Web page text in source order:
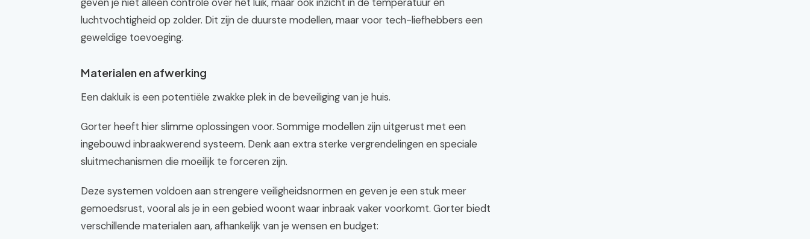
luchtvochtigheid op zolder. Dit zijn de duurste modellen, maar voor tech-liefhebbers een
geweldige toevoeging.
Materialen en afwerking
Een dakluik is een potentiële zwakke plek in de beveiliging van je huis.
Gorter heeft hier slimme oplossingen voor. Sommige modellen zijn uitgerust met een
ingebouwd inbraakwerend systeem. Denk aan extra sterke vergrendelingen en speciale
sluitmechanismen die moeilijk te forceren zijn.
Deze systemen voldoen aan strengere veiligheidsnormen en geven je een stuk meer
gemoedsrust, vooral als je in een gebied woont waar inbraak vaker voorkomt. Gorter biedt
verschillende materialen aan, afhankelijk van je wensen en budget: